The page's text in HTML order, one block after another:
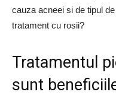
cauza acneei si de tipul de
tratament cu rosii?
Tratamentul
sunt